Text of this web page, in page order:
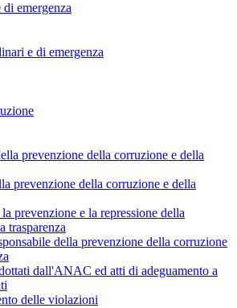
emergenza
e di emergenza
prevenzione della corruzione e della
prevenzione della corruzione e della
prevenzione e la repressione della
trasparenza
della prevenzione della corruzione
dall'ANAC ed atti di adeguamento a
delle violazioni